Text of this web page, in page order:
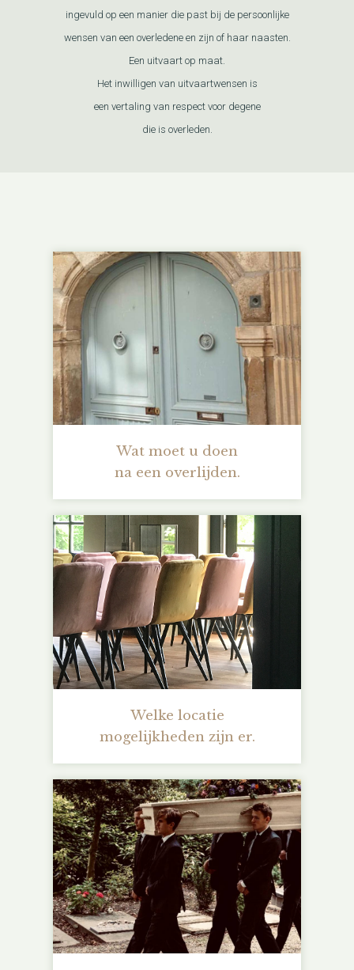
ingevuld op een manier die past bij de persoonlijke
wensen van een overledene en zijn of haar naasten.
Een uitvaart op maat.
Het inwilligen van uitvaartwensen is
een vertaling van respect voor degene
die is overleden.
Wat moet u doen
na een overlijden.
Welke locatie
mogelijkheden zijn er.